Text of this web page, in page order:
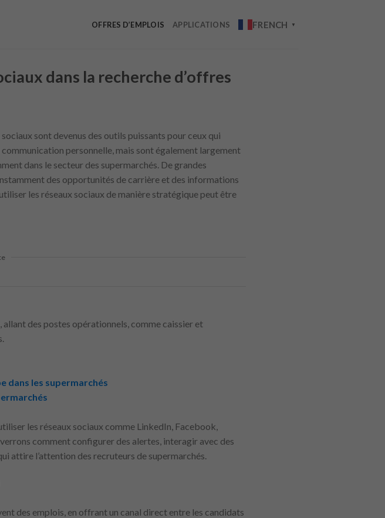
OFFRES D’EMPLOIS APPLICATIONS FRENCH ▼
dans la recherche d’offres
sont devenus des outils puissants pour ceux qui
personnelle, mais sont également largement
dans le secteur des supermarchés. De grandes
des opportunités de carrière et des informations
les réseaux sociaux de manière stratégique peut être
des postes opérationnels, comme caissier et
dans les supermarchés
les réseaux sociaux comme LinkedIn, Facebook,
comment configurer des alertes, interagir avec des
attire l’attention des recruteurs de supermarchés.
des emplois, en offrant un canal direct entre les candidats